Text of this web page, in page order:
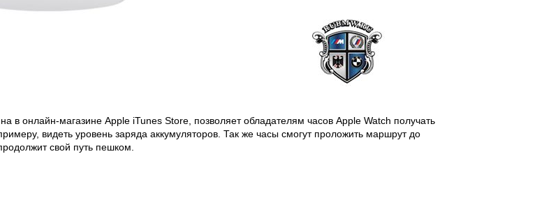
в онлайн-магазине Apple iTunes Store, позволяет обладателям часов Apple Watch получать
видеть уровень заряда аккумуляторов. Так же часы смогут проложить маршрут до
свой путь пешком.